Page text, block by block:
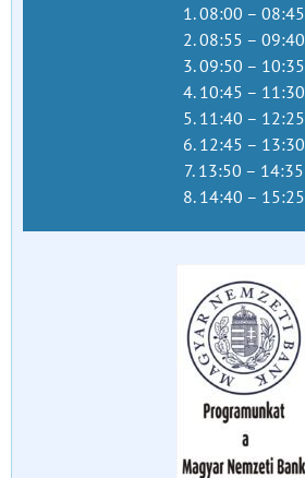
1. 08:00 – 08:45
2. 08:55 – 09:40
3. 09:50 – 10:35
4. 10:45 – 11:30
5. 11:40 – 12:25
6. 12:45 – 13:30
7. 13:50 – 14:35
8. 14:40 – 15:25